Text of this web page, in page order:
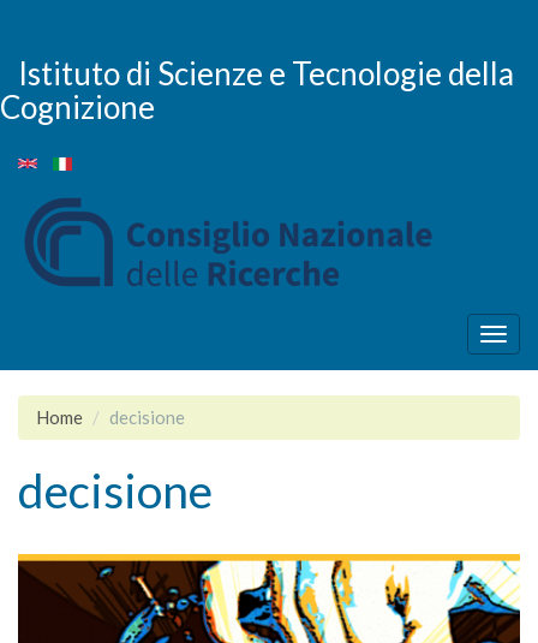
main
content
Istituto di Scienze e Tecnologie della
Cognizione
Home decisione
decisione